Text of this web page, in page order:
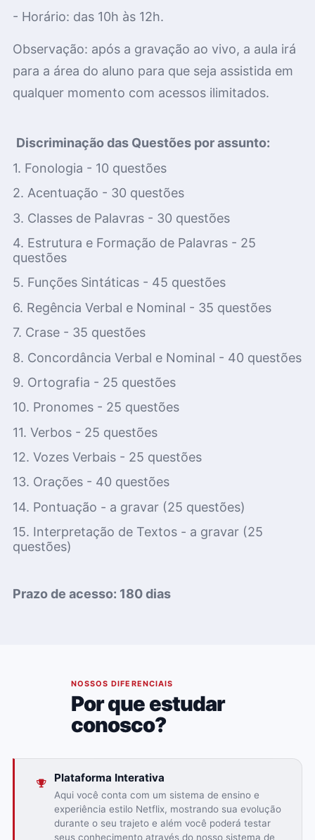
- Horário: das 10h às 12h.
Observação: após a gravação ao vivo, a aula irá
para a área do aluno para que seja assistida em
qualquer momento com acessos ilimitados.
Discriminação das Questões por assunto:
1. Fonologia - 10 questões
2. Acentuação - 30 questões
3. Classes de Palavras - 30 questões
4. Estrutura e Formação de Palavras - 25
questões
5. Funções Sintáticas - 45 questões
6. Regência Verbal e Nominal - 35 questões
7. Crase - 35 questões
8. Concordância Verbal e Nominal - 40 questões
9. Ortografia - 25 questões
10. Pronomes - 25 questões
11. Verbos - 25 questões
12. Vozes Verbais - 25 questões
13. Orações - 40 questões
14. Pontuação - a gravar (25 questões)
15. Interpretação de Textos - a gravar (25
questões)
Prazo de acesso: 180 dias
NOSSOS DIFERENCIAIS
Por que estudar
conosco?
Plataforma Interativa
Aqui você conta com um sistema de ensino e
experiência estilo Netflix, mostrando sua evolução
durante o seu trajeto e além você poderá testar
seus conhecimento através do nosso sistema de